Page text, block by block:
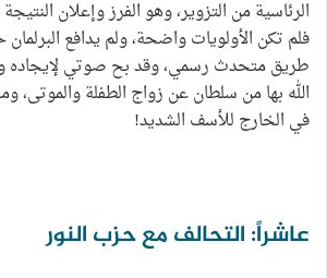
الرئاسية من التزوير، وهو الفرز وإعلان
فلم تكن الأولويات واضحة، ولم يدافع
طريق متحدث رسمي، وقد بح صوتي لإيجاده
الله بها من سلطان عن زواج الطفلة والموتى،
في الخارج للأسف الشديد!
عاشراً: التحالف مع حزب النور